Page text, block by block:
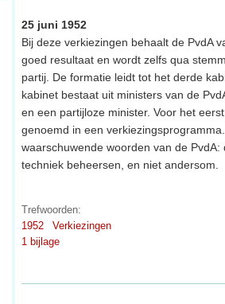
25 juni 1952
Bij deze verkiezingen behaalt de PvdA
goed resultaat en wordt zelfs qua
partij. De formatie leidt tot het derde
kabinet bestaat uit ministers van de
en een partijloze minister. Voor het
genoemd in een
waarschuwende woorden van de PvdA:
techniek beheersen, en niet andersom.
Trefwoorden:
1952
Verkiezingen
1 bijlage